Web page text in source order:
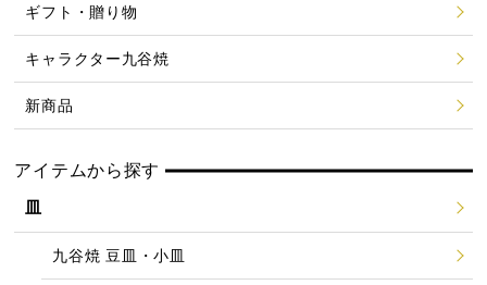
ギフト・贈り物
キャラクター九谷焼
新商品
アイテムから探す
皿
九谷焼 豆皿・小皿